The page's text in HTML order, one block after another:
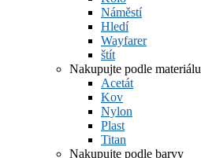
Náměstí
Hledí
Wayfarer
štít
Nakupujte podle materiálu
Acetát
Kov
Nylon
Plast
Titan
Nakupujte podle barvy